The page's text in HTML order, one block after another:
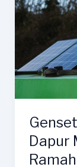
Listrik
dengan
Tepat
Dapur